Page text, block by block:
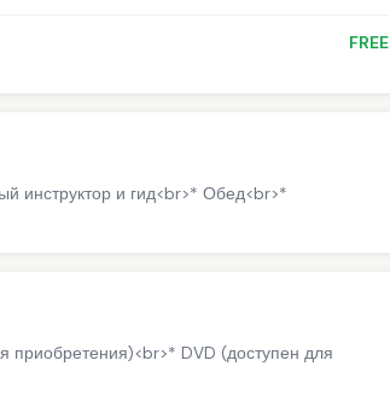
FREE
инструктор и гид<br>* Обед<br>*
DVD (доступен для